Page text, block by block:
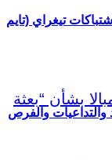
والتداعيات والفرص
تيغراي (تايم